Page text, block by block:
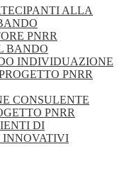
ALLA
PNRR
BANDO
INDIVIDUAZIONE
PNRR
CONSULENTE
PNRR
DI
INNOVATIVI